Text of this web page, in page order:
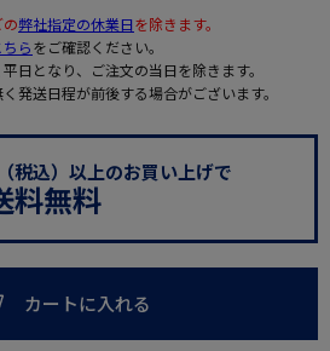
弊社指定の休業日を除きます。
ちらをご確認ください。
日となり、ご注文の当日を除きます。
発送日程が前後する場合がございます。
税込）以上のお買い上げで
料無料
カートに入れる